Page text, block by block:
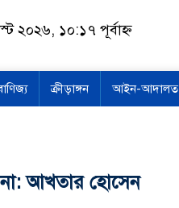
২০২৬, ১০:১৭ পূর্বাহ্ন
ক্রীড়াঙ্গন আইন-আদালত
না: আখতার হোসেন